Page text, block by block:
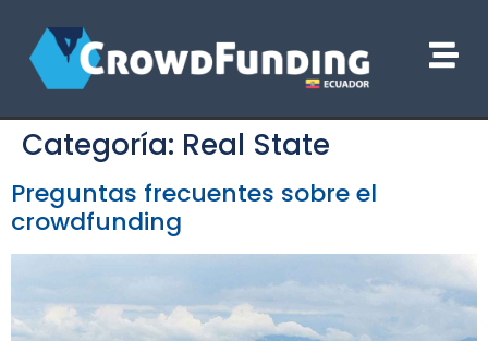
Categoría: Real State
Preguntas frecuentes sobre el
crowdfunding